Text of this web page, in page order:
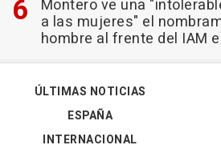
Montero ve una
a las mujeres" el
hombre al frente del IAM
ÚLTIMAS NOTICIAS
ESPAÑA
INTERNACIONAL